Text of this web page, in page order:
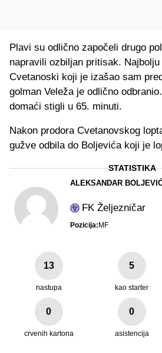
Plavi su odlično započeli drugo
napravili ozbiljan pritisak.
Cvetanoski koji je izašao sam
golman Veleža je odlično
domaći stigli u 65. minuti.
Nakon prodora Cvetanovskog
gužve odbila do Boljevića koji je
ALEKSANDAR
FK Željezničar
Pozicija: MF
STATISTIKA
13
nastupa
5
kao starter
0
crvenih kartona
0
asistencija